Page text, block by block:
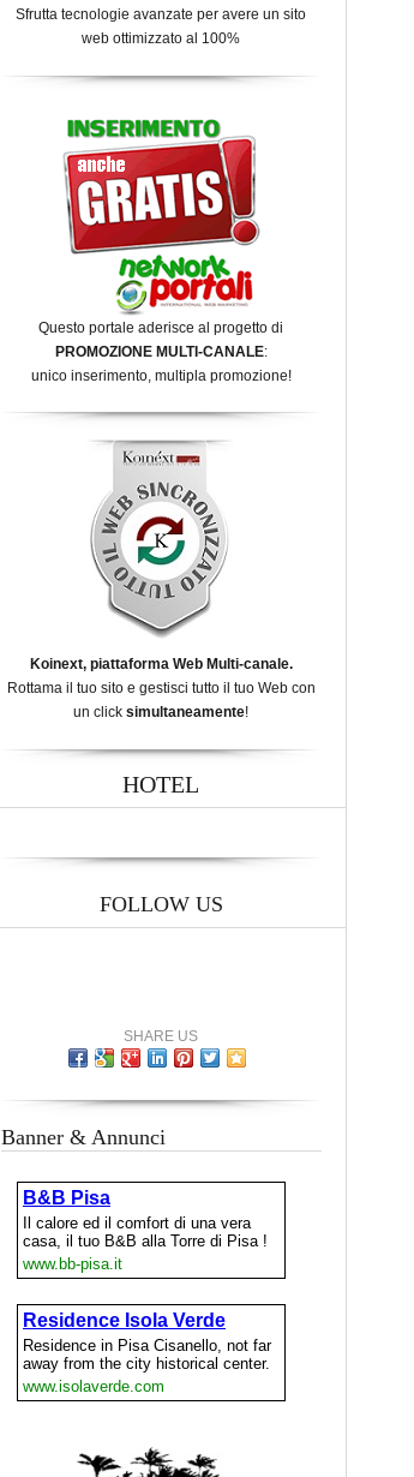
Sfrutta tecnologie avanzate per avere un sito
web ottimizzato al 100%
Questo portale aderisce al progetto di
PROMOZIONE MULTI-CANALE:
unico inserimento, multipla promozione!
Koinext, piattaforma Web Multi-canale.
Rottama il tuo sito e gestisci tutto il tuo Web con
un click simultaneamente!
HOTEL
FOLLOW US
SHARE US
Banner & Annunci